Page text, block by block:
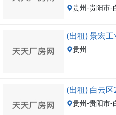
贵州-贵阳市-
(出租) 景宏
贵州
(出租) 白云
贵州-贵阳市-